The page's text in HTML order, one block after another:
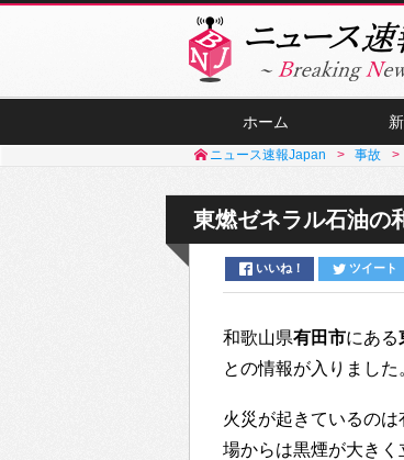
ホーム
ニュース速報Japan 事故
東燃ゼネラル石油の
いいね！ ツイート
和歌山県有田市にある
との情報が入りました
火災が起きているの
場からは黒煙が大き